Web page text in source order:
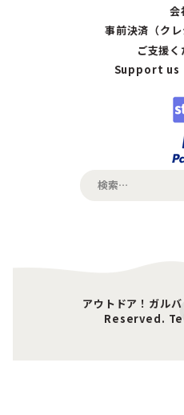
会
事前決済（ク
ご支援
Support us
アウトドア！ガル
Reserved.